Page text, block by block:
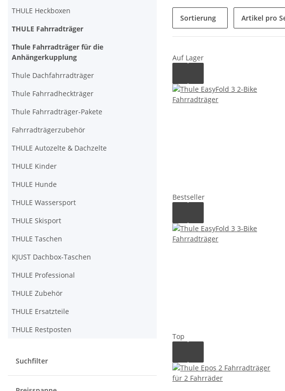
Sortierung Artikel pro
Auf Lager
Bestseller
Top
THULE Heckboxen
THULE Fahrradträger
Thule Fahrradträger für die
Anhängerkupplung
Thule Dachfahrradträger
Thule Fahrradheckträger
Thule Fahrradträger-Pakete
Fahrradträgerzubehör
THULE Autozelte & Dachzelte
THULE Kinder
THULE Hunde
THULE Wassersport
THULE Skisport
THULE Taschen
KJUST Dachbox-Taschen
THULE Professional
THULE Zubehör
THULE Ersatzteile
THULE Restposten
Suchfilter